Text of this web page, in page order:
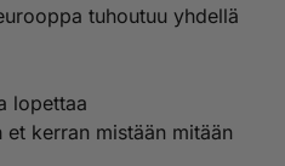
länsieurooppa tuhoutuu
on aivan varma asia koko
ja Nato ja Euro ja
millään nyky järjestelmillä.
tuhoutuu yhdellä
lopettaa
et kerran mistään mitään